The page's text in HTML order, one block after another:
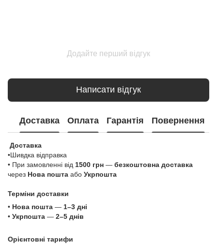
Додайте перший відгук
Написати відгук
Доставка Оплата Гарантія Повернення
Доставка
•Шивдка відправка
• При замовленні від 1500 грн — безкоштовна доставка
через Нова пошта або Укрпошта
Терміни доставки
• Нова пошта — 1–3 дні
• Укрпошта — 2–5 днів
Орієнтовні тарифи